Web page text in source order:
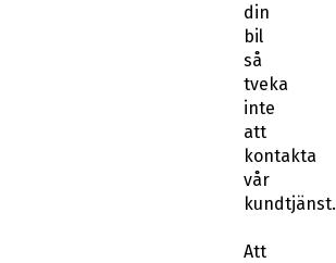
din
bil
så
tveka
inte
att
kontakta
vår
kundtjänst.
Att